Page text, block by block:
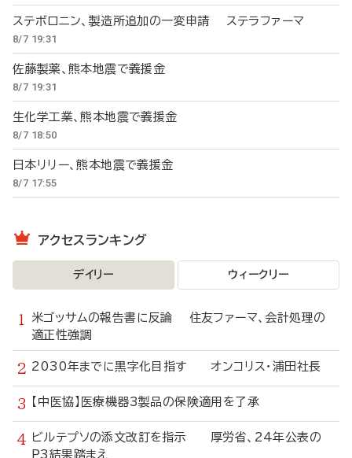
ステボロニン、製造所追加の一変申請 ステラファーマ
8/7 19:31
佐藤製薬、熊本地震で義援金
8/7 19:31
生化学工業、熊本地震で義援金
8/7 18:50
日本リリー、熊本地震で義援金
8/7 17:55
アクセスランキング
デイリー ウィークリー
米ゴッサムの報告書に反論 住友ファーマ、会計処理の
適正性強調
2030年までに黒字化目指す オンコリス・浦田社長
【中医協】医療機器3製品の保険適用を了承
ビルテプソの添文改訂を指示 厚労省、24年公表の
P3結果踏まえ